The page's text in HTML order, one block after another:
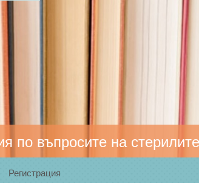
по въпросите на
Регистрация